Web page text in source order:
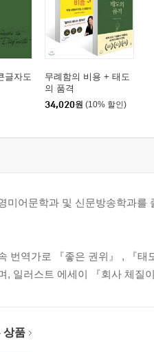
글자도
무례함의 비용 + 태도
의 품격
34,020원 (10% 할인)
미어문학과 및 신문방송학과
번역가로 『좋은 권위』 , 『
, 일러스트 에세이 『회사 체질
상품